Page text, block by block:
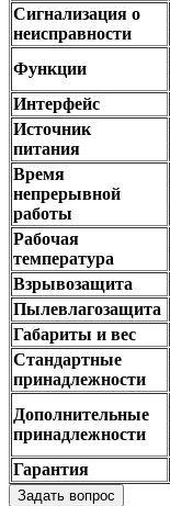
Сигнализация о
неисправности
Функции
Интерфейс
Источник
питания
Время
непрерывной
работы
Рабочая
температура
Взрывозащита
Пылевлагозащита
Габариты и вес
Стандартные
принадлежности
Дополнительные
принадлежности
Гарантия
Задать вопрос